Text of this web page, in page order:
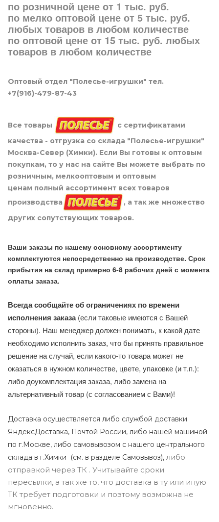
по розничной цене от 1 тыс. руб.
по мелко оптовой цене от 5 тыс. руб.
любых товаров в любом количестве
по оптовой цене от 15 тыс. руб. любых
товаров в любом количестве
Оптовый отдел "Полесье-игрушки" тел.
+7(916)-479-87-43
Все товары
с сертификатами
качества - отгрузка со склада "Полесье-игрушки"
Москва-Север (Химки). Если Вы готовы к оптовым
покупкам, то у нас на сайте Вы можете выбрать по
розничным, мелкооптовым и оптовым
ценам полный ассортимент всех товаров
производства
, а так же множество
других сопутствующих товаров.
Ваши заказы по нашему основному ассортименту
комплектуются непосредственно на производстве. Срок
прибытия на склад примерно 6-8 рабочих дней с момента
оплаты заказа.
Всегда сообщайте об ограничениях по времени
исполнения заказа(если таковые имеются с Вашей
стороны). Наш менеджер должен понимать, к какой дате
необходимо исполнить заказ, что бы принять правильное
решение на случай, если какого-то товара может не
оказаться в нужном количестве, цвете, упаковке (и т.п.):
либо доукомплектация заказа, либо замена на
альтернативный товар (с согласованием с Вами)!
Доставка осуществляется либо службой доставки
ЯндексДоставка, Почтой России, либо нашей машиной
по г.Москве, либо самовывозом с нашего центрального
склада в г.Химки (см. в разделе Самовывоз), либо
отправкой через ТК . Учитывайте сроки
пересылки, а так же то, что доставка в ту или иную
ТК требует подготовки и поэтому возможна не
мгновенно.